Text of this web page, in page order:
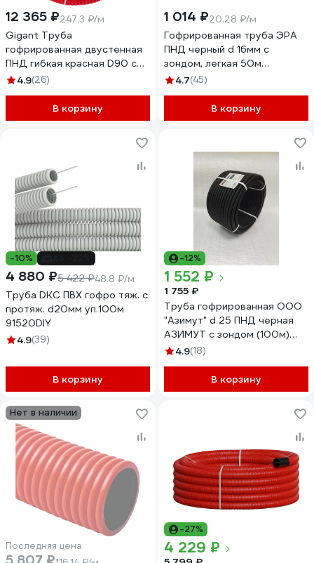
12 365 ₽247.3 ₽/м
Gigant Труба
гофрированная двустенная
ПНД гибкая красная D90 с
зондом 50м 801090GI
4.9(26)
В корзину
1 014 ₽20.28 ₽/м
Гофрированная труба ЭРА
ПНД черный d 16мм с
зондом, легкая 50м
Б0043779
4.7(45)
В корзину
-10%
4 880 ₽5 422 ₽48.8 ₽/м
Труба DKC ПВХ гофро тяж. c
протяж. d20мм уп.100м
91520DIY
4.9(39)
В корзину
-12%
1 552 ₽
1 755 ₽
Труба гофрированная ООО
"Азимут" d 25 ПНД черная
АЗИМУТ с зондом (100м)
00000001874
4.9(18)
В корзину
Нет в наличии
Последняя цена
-27%
4 229 ₽